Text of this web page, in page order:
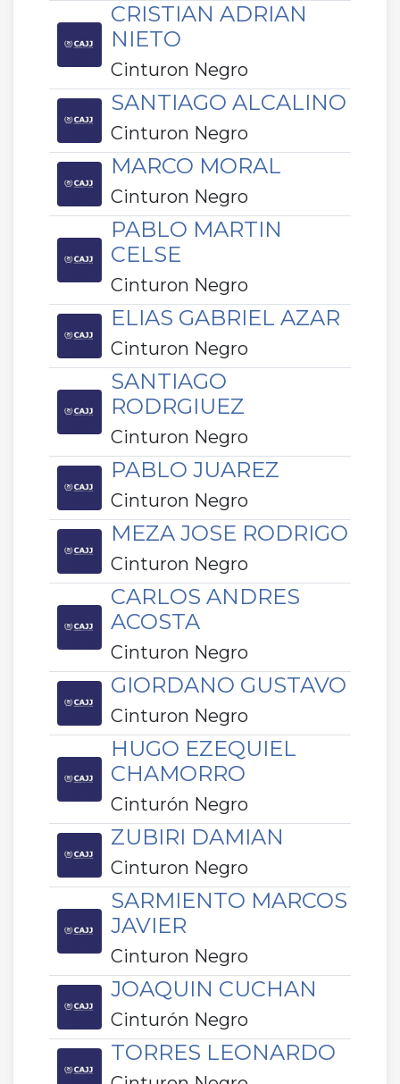
CRISTIAN ADRIAN
NIETO
Cinturon Negro
SANTIAGO ALCALINO
Cinturon Negro
MARCO MORAL
Cinturon Negro
PABLO MARTIN
CELSE
Cinturon Negro
ELIAS GABRIEL AZAR
Cinturon Negro
SANTIAGO
RODRGIUEZ
Cinturon Negro
PABLO JUAREZ
Cinturon Negro
MEZA JOSE RODRIGO
Cinturon Negro
CARLOS ANDRES
ACOSTA
Cinturon Negro
GIORDANO GUSTAVO
Cinturon Negro
HUGO EZEQUIEL
CHAMORRO
Cinturón Negro
ZUBIRI DAMIAN
Cinturon Negro
SARMIENTO MARCOS
JAVIER
Cinturon Negro
JOAQUIN CUCHAN
Cinturón Negro
TORRES LEONARDO